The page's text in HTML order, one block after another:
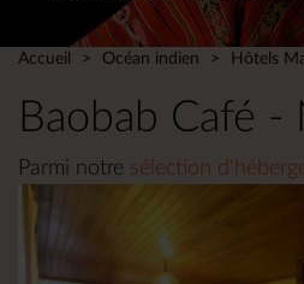
Accueil Océan indien Hôtels
Baobab Café -
Parmi notre sélection